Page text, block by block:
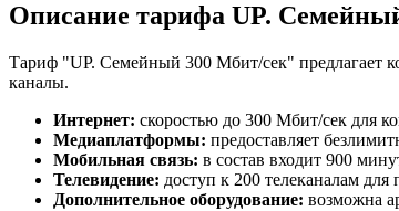
Описание тарифа UP.
Тариф "UP. Семейный 300 Мбит/сек" предлагает
каналы.
Интернет: скоростью до 300 Мбит/сек для
Медиаплатформы: предоставляет
Мобильная связь: в состав входит 900
Телевидение: доступ к 200 телеканалам
Дополнительное оборудование: возможна